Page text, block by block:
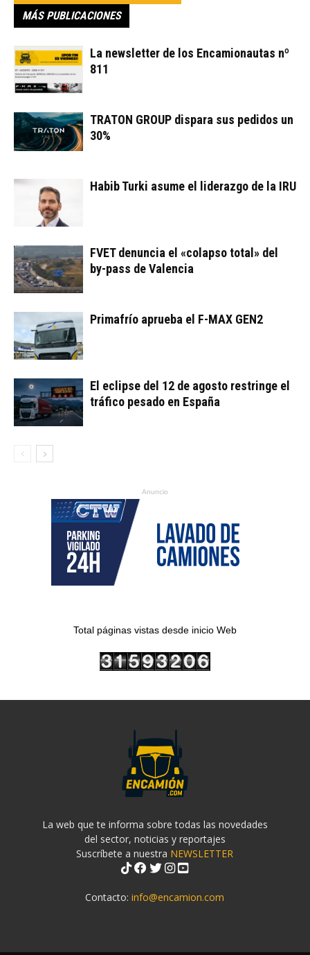
MÁS PUBLICACIONES
La newsletter de los Encamionautas nº
811
TRATON GROUP dispara sus pedidos un
30%
Habib Turki asume el liderazgo de la IRU
FVET denuncia el «colapso total» del
by-pass de Valencia
Primafrío aprueba el F-MAX GEN2
El eclipse del 12 de agosto restringe el
tráfico pesado en España
Anuncio
Total páginas vistas desde inicio Web
La web que te informa sobre todas las novedades
del sector, noticias y reportajes
Suscríbete a nuestra NEWSLETTER
Contacto:info@encamion.com